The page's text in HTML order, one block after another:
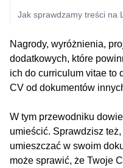
Jak sprawdzamy treści na
Nagrody, wyróżnienia,
dodatkowych, które
ich do curriculum vitae to
CV od dokumentów
W tym przewodniku
umieścić. Sprawdzisz
umieszczać w swoim
może sprawić, że Twoje